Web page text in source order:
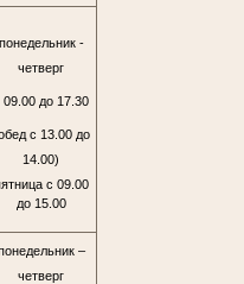
понедельник -
четверг
09.00 до 17.30
с 13.00 до
14.00)
с 09.00
до 15.00
–
четверг